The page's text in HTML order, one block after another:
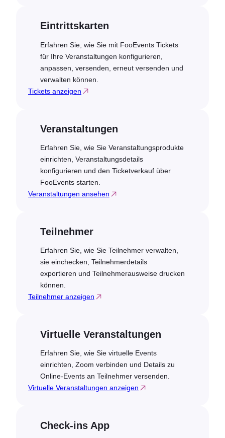
Eintrittskarten
Erfahren Sie, wie Sie mit FooEvents Tickets
für Ihre Veranstaltungen konfigurieren,
anpassen, versenden, erneut versenden und
verwalten können.
Tickets anzeigen
Veranstaltungen
Erfahren Sie, wie Sie Veranstaltungsprodukte
einrichten, Veranstaltungsdetails
konfigurieren und den Ticketverkauf über
FooEvents starten.
Veranstaltungen ansehen
Teilnehmer
Erfahren Sie, wie Sie Teilnehmer verwalten,
sie einchecken, Teilnehmerdetails
exportieren und Teilnehmerausweise drucken
können.
Teilnehmer anzeigen
Virtuelle Veranstaltungen
Erfahren Sie, wie Sie virtuelle Events
einrichten, Zoom verbinden und Details zu
Online-Events an Teilnehmer versenden.
Virtuelle Veranstaltungen anzeigen
Check-ins App